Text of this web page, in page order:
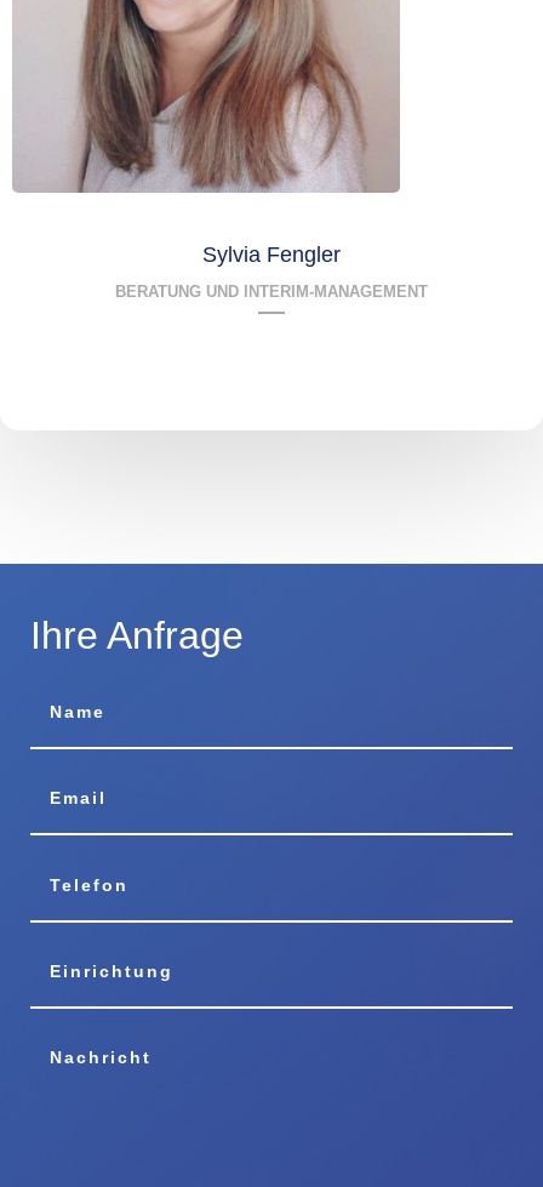
Sylvia Fengler
BERATUNG UND INTERIM-MANAGEMENT
Ihre Anfrage